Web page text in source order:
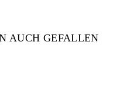
AUCH GEFALLEN